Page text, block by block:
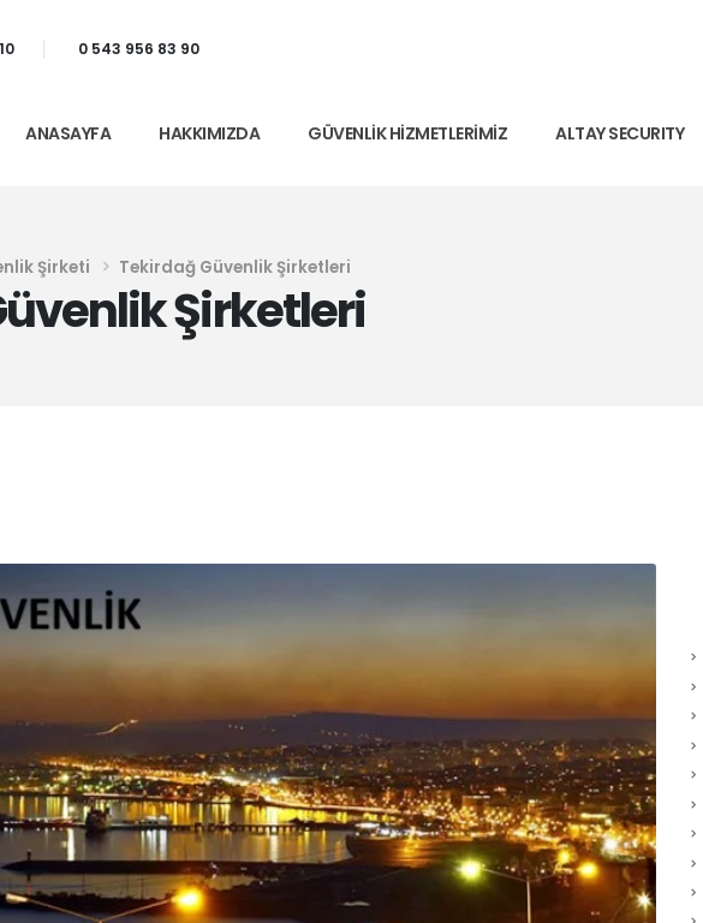
0 543 956 83 90
ANASAYFA HAKKIMIZDA GÜVENLIK HIZMETLERIMIZ ALTAY SECURITY
Şirketi Tekirdağ Güvenlik Şirketleri
Şirketleri